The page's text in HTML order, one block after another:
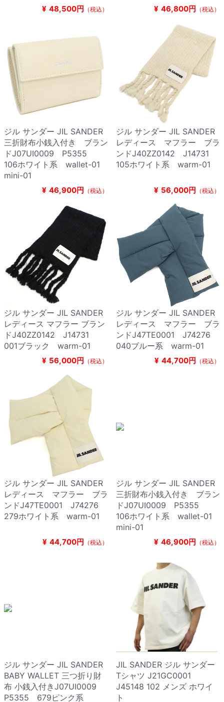
¥ 48,500円 （税込） ¥ 46,800円 （税込）
ジル サンダー JIL SANDER
三折財布小銭入付き ブラン
ドJ07UI0009 P5355
106ホワイト系 wallet-01
mini-01
¥ 46,900円 （税込）
ジル サンダー JIL SANDER
レディース マフラー ブラ
ンドJ40ZZ0142 J14731
105ホワイト系 warm-01
¥ 56,000円 （税込）
ジル サンダー JIL SANDER
レディース マフラー ブラン
ドJ40ZZ0142 J14731
001ブラック warm-01
¥ 56,000円 （税込）
ジル サンダー JIL SANDER
レディース マフラー ブラ
ンドJ47TE0001 J74276
040ブルー系 warm-01
¥ 44,700円 （税込）
ジル サンダー JIL SANDER
レディース マフラー ブラ
ンドJ47TE0001 J74276
279ホワイト系 warm-01
¥ 44,700円 （税込）
ジル サンダー JIL SANDER
三折財布小銭入付き ブラン
ドJ07UI0009 P5355
106ホワイト系 wallet-01
mini-01
¥ 46,900円 （税込）
ジル サンダー JIL SANDER
BABY WALLET 三つ折り財
布 小銭入付きJ07UI0009
P5355 679ピンク系
JIL SANDER ジル サンダー
Tシャツ J21GC0001
J45148 102 メンズ ホワイ
ト